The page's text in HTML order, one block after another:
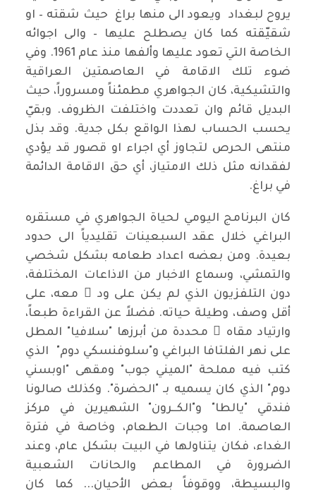
يروح لبغداد ويعود الى منها براغ حيث شقته – او
شقيّقته كما كان يصطلح عليها – والى اجوائه
الخاصة التي تعود عليها وألفها منذ عام 1961. وفي
ضوء تلك الاقامة في العاصمتين العراقية
والتشيكية، كان الجواهري مطمئناً ومسروراً، حيث
البديل قائم وان تعددت واختلفت الظروف. وبقيّ
يحسب الحساب لهذا الواقع بكل جدية. وقد بذل
منتهى الحرص لتجاوز أي اجراء او قصور قد يؤدي
لفقدانه مثل ذلك الامتياز، أي حق الاقامة الدائمة
في براغ.
كان البرنامج اليومي لحياة الجواهري في مستقره
البراغي خلال عقد السبعينات تقليدياً الى حدود
بعيدة. ومن بعضه اعداد طعامه بشكل شخصي
والتمشي، وسماع الاخبار من الاذاعات المختلفة،
دون التلفزيون الذي لم يكن على ود ٍ معه، على
أقل وصف، وطيلة حياته. فضلاً عن القراءة طبعاً،
وارتياد مقاه ٍ محددة من أبرزها "سلافيا" المطل
على نهر الفلتافا البراغي و"سلوفنسكي دوم" الذي
كتب فيه مملحة "الميني جوب" ومقهى "اوبسني
دوم" الذي كان يسميه بـ "الحضرة". وكذلك صالونا
فندقي "يالطا" و"الكــرون" الشهيرين في مركز
العاصمة. اما وجبات الطعام، وخاصة في فترة
الغداء، فكان يتناولها في البيت بشكل عام، وعند
الضرورة في المطاعم والحانات الشعبية
والبسيطة، ووقوفاً بعض الأحيان... كما كان